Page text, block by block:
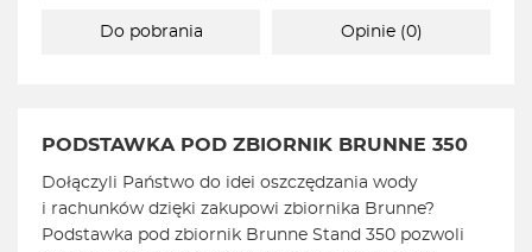
Do pobrania Opinie (0)
PODSTAWKA POD ZBIORNIK BRUNNE 350
Dołączyli Państwo do idei oszczędzania wody
i rachunków dzięki zakupowi zbiornika Brunne?
Podstawka pod zbiornik Brunne Stand 350 pozwoli